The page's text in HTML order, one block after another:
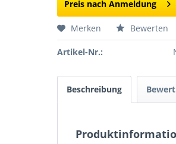
Preis nach Anmeldung
Merken Bewerten
Artikel-Nr.:
Beschreibung